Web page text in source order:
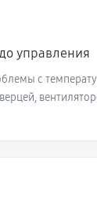
управления
с